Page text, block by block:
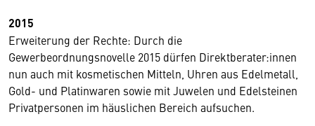
2015
Erweiterung der Rechte: Durch die
Gewerbeordnungsnovelle 2015 dürfen Direktberater:innen
nun auch mit kosmetischen Mitteln, Uhren aus Edelmetall,
Gold- und Platinwaren sowie mit Juwelen und Edelsteinen
Privatpersonen im häuslichen Bereich aufsuchen.